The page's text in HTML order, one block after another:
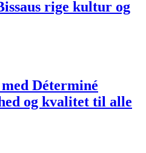
rige kultur og
Déterminé
og kvalitet til alle